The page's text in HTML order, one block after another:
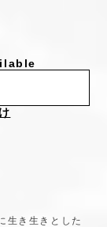
生き生きとした